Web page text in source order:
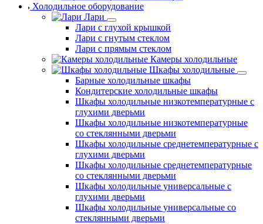
Холодильное оборудование
Лари
Лари с глухой крышкой
Лари с гнутым стеклом
Лари с прямым стеклом
Камеры холодильные
Шкафы холодильные
Барные холодильные шкафы
Кондитерские холодильные шкафы
Шкафы холодильные низкотемпературные с
глухими дверьми
Шкафы холодильные низкотемпературные
со стеклянными дверьми
Шкафы холодильные среднетемпературные с
глухими дверьми
Шкафы холодильные среднетемпературные
со стеклянными дверьми
Шкафы холодильные универсальные с
глухими дверьми
Шкафы холодильные универсальные со
стеклянными дверьми